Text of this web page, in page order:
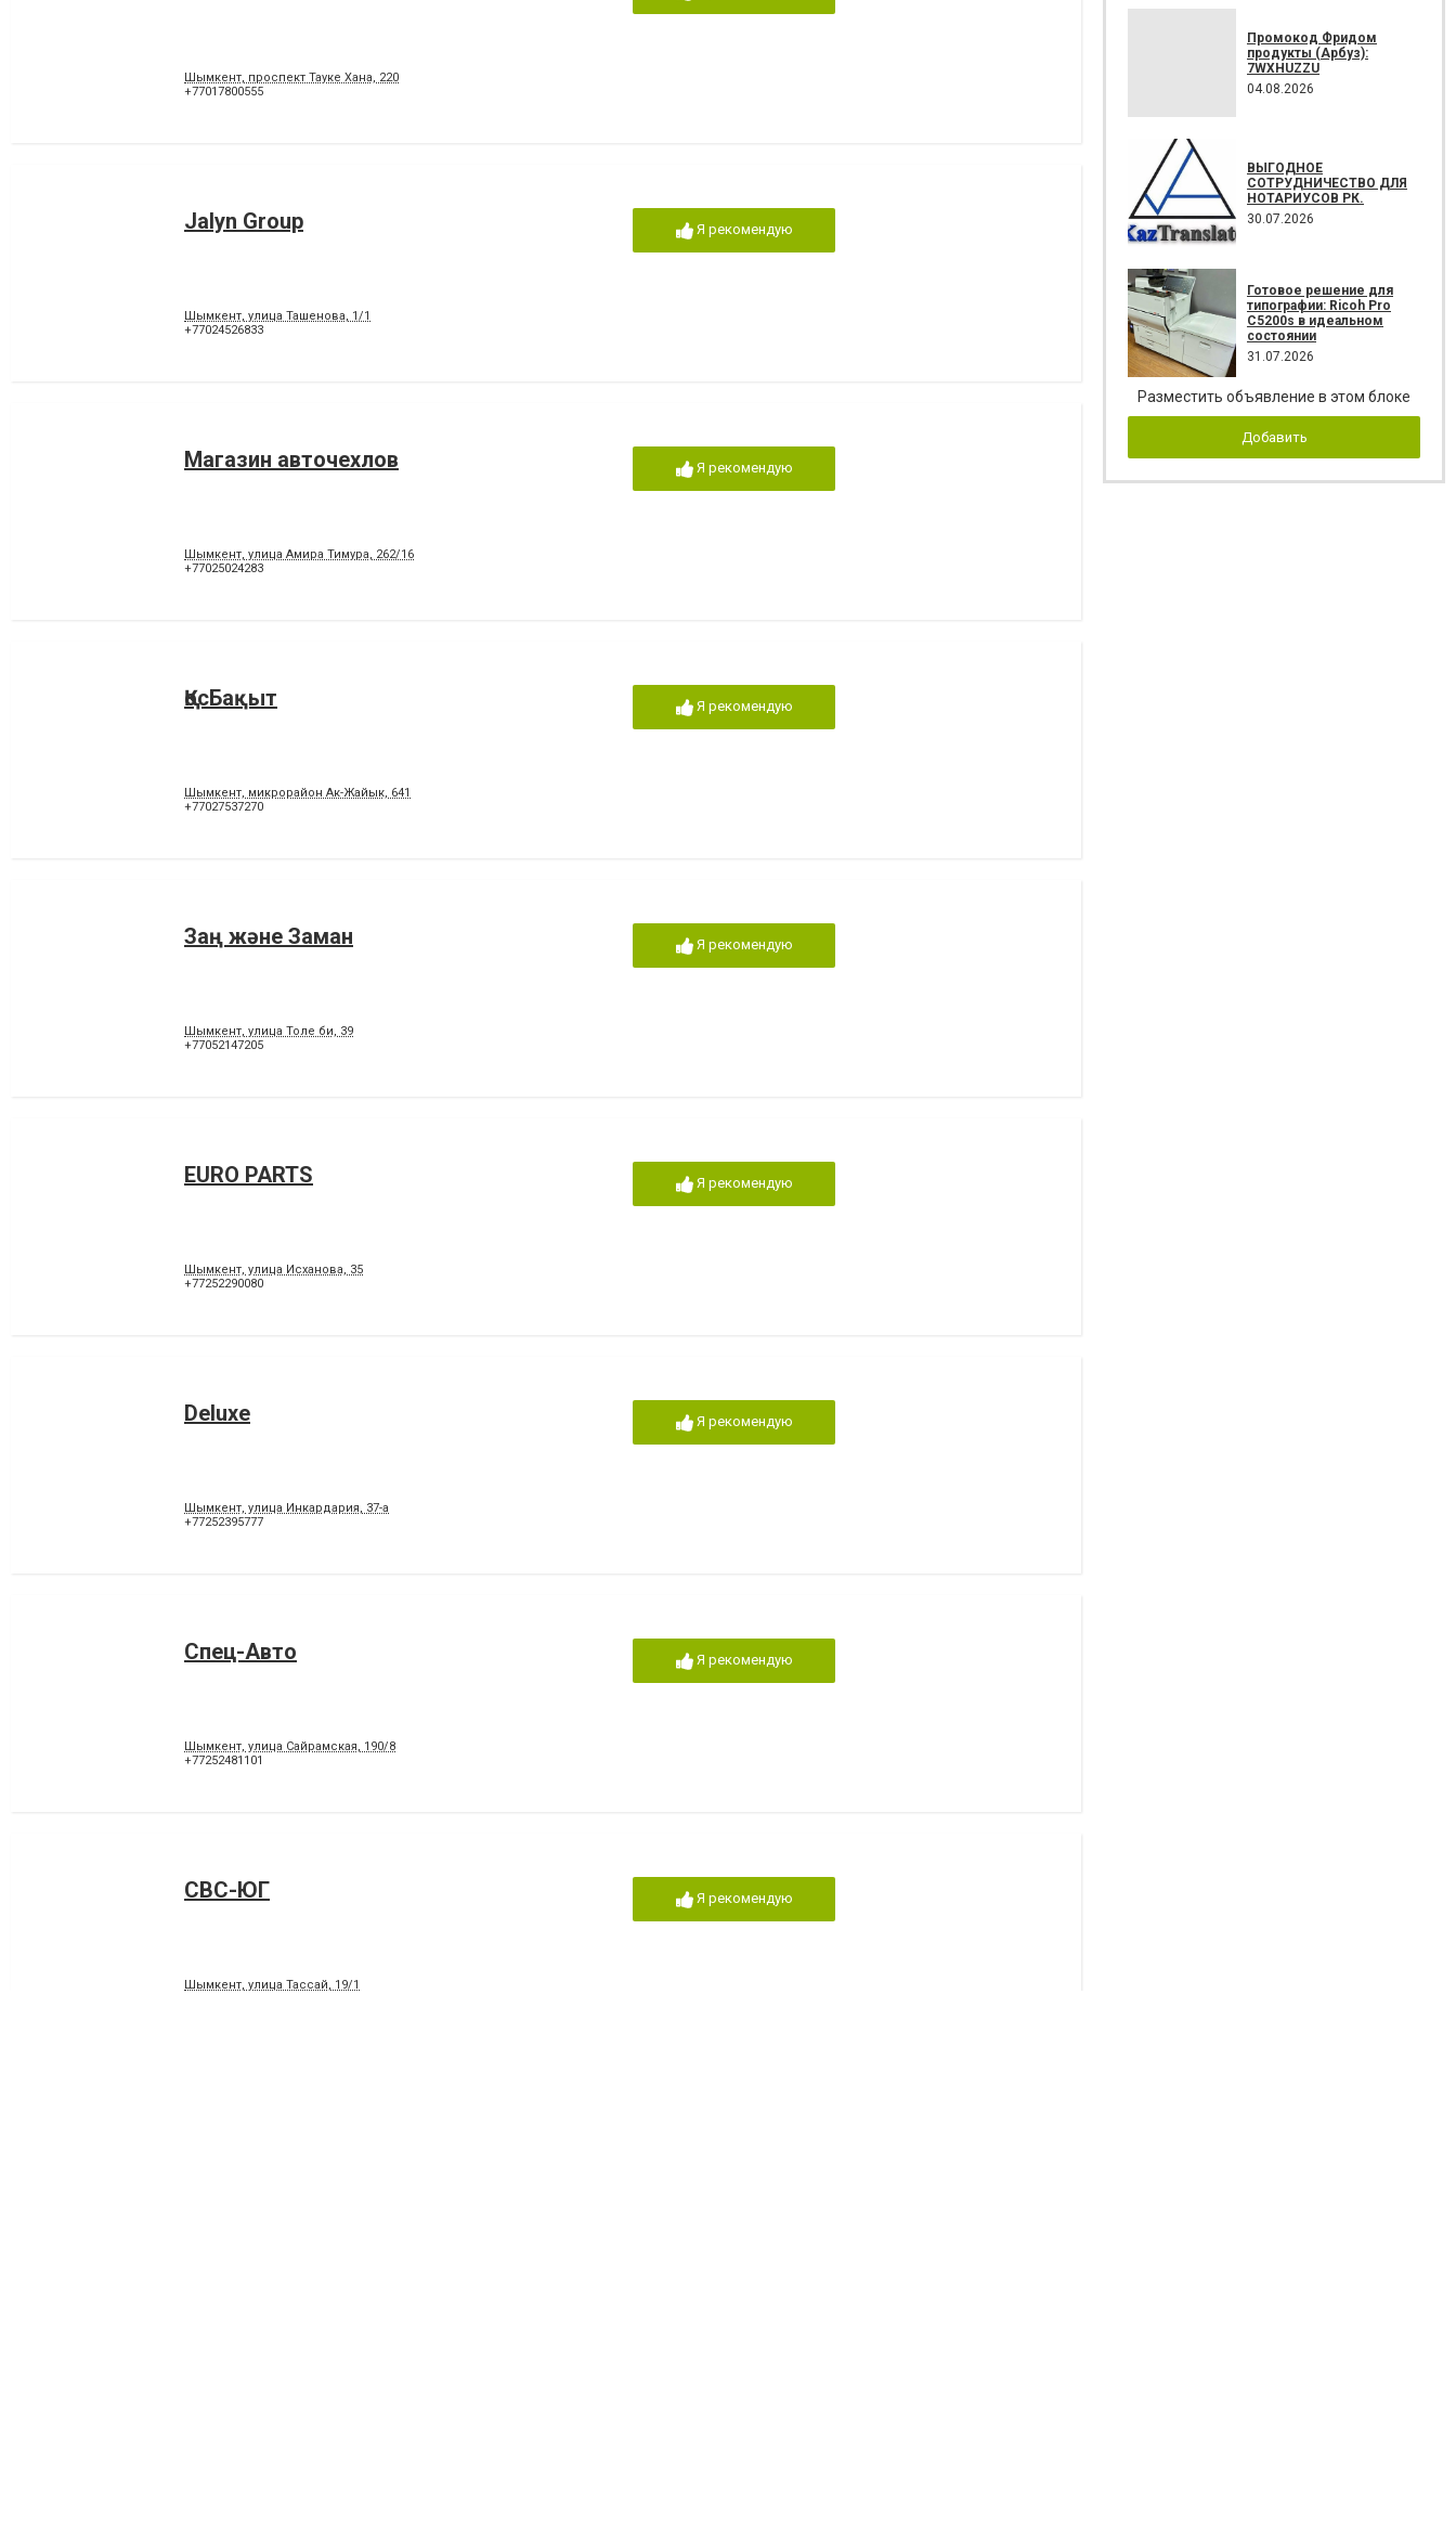
Шымкент, проспект Тауке Хана, 220
+77017800555
Jalyn Group
Шымкент, улица Ташенова, 1/1
+77024526833
Я рекомендую
Магазин авточехлов
Шымкент, улица Амира Тимура, 262/16
+77025024283
Я рекомендую
ҚосБақыт
Шымкент, микрорайон Ак-Жайык, 641
+77027537270
Я рекомендую
Заң және Заман
Шымкент, улица Толе би, 39
+77052147205
Я рекомендую
EURO PARTS
Шымкент, улица Исханова, 35
+77252290080
Я рекомендую
Deluxe
Шымкент, улица Инкардария, 37-а
+77252395777
Я рекомендую
Спец-Авто
Шымкент, улица Сайрамская, 190/8
+77252481101
Я рекомендую
СВС-ЮГ
Шымкент, улица Тассай, 19/1
Я рекомендую
Промокод Фридом
продукты (Арбуз):
7WXHUZZU
04.08.2026
ВЫГОДНОЕ
СОТРУДНИЧЕСТВО ДЛЯ
НОТАРИУСОВ РК.
30.07.2026
Готовое решение для
типографии: Ricoh Pro
C5200s в идеальном
состоянии
31.07.2026
Разместить объявление в этом блоке
Добавить